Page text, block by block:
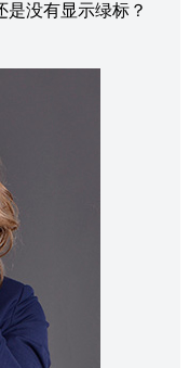
是没有显示绿标？